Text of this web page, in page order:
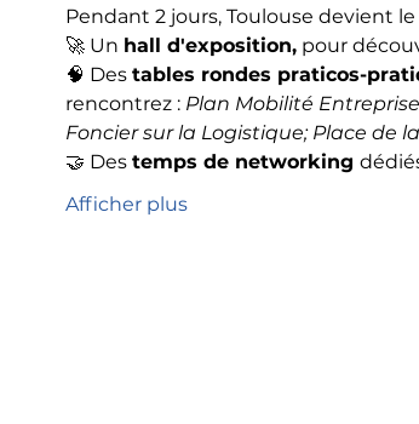
Pendant 2 jours, Toulouse devient
🚀 Un hall d'exposition, pour
🧠 Des tables rondes praticos-
rencontrez : Plan Mobilité
Foncier sur la Logistique; Place de
🤝 Des temps de networking
Afficher plus